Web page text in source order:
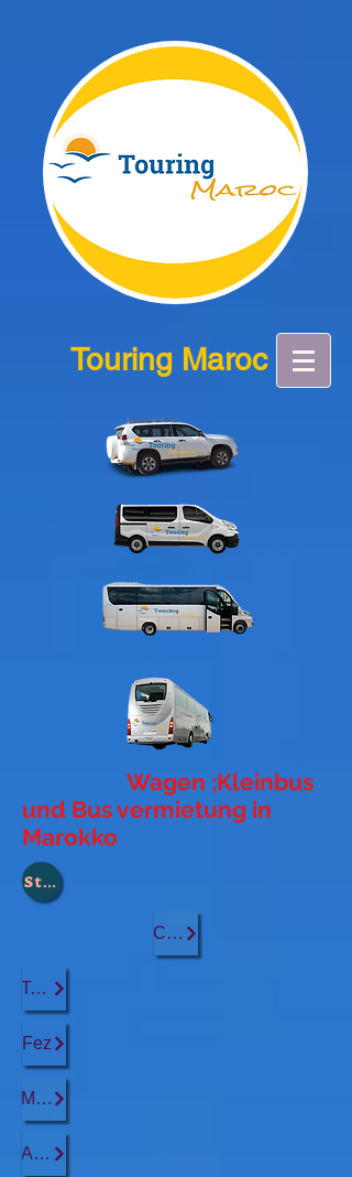
Touring Maroc
Wagen ;Kleinbus
und Bus vermietung in
Marokko
Stadt :
Casablanca
Tanger
Fez
Marrakesch
Agadir